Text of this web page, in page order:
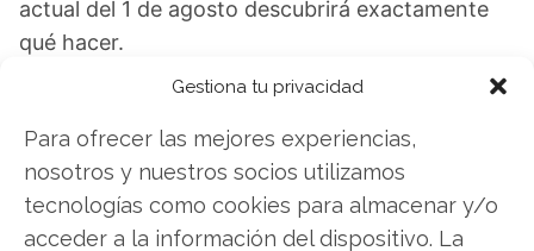
Gestiona tu privacidad
Para ofrecer las mejores experiencias,
nosotros y nuestros socios utilizamos
tecnologías como cookies para almacenar y/o
acceder a la información del dispositivo. La
actual del 1 de agosto descubrirá exactamente
qué hacer.
Cisco: ¿Comprar o vender?¡Lee más aquí!
Cisco